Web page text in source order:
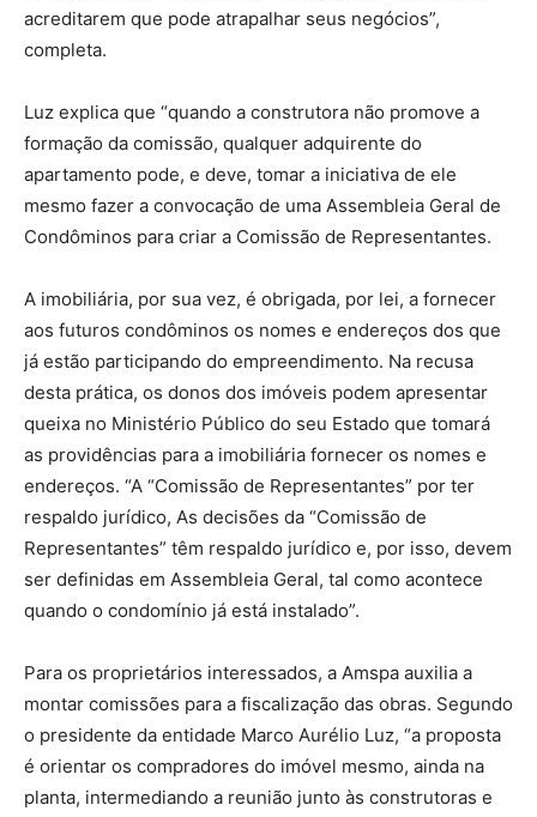
acreditarem que pode atrapalhar seus negócios”,
completa.
Luz explica que “quando a construtora não promove a
formação da comissão, qualquer adquirente do
apartamento pode, e deve, tomar a iniciativa de ele
mesmo fazer a convocação de uma Assembleia Geral de
Condôminos para criar a Comissão de Representantes.
A imobiliária, por sua vez, é obrigada, por lei, a fornecer
aos futuros condôminos os nomes e endereços dos que
já estão participando do empreendimento. Na recusa
desta prática, os donos dos imóveis podem apresentar
queixa no Ministério Público do seu Estado que tomará
as providências para a imobiliária fornecer os nomes e
endereços. “A “Comissão de Representantes” por ter
respaldo jurídico, As decisões da “Comissão de
Representantes” têm respaldo jurídico e, por isso, devem
ser definidas em Assembleia Geral, tal como acontece
quando o condomínio já está instalado”.
Para os proprietários interessados, a Amspa auxilia a
montar comissões para a fiscalização das obras. Segundo
o presidente da entidade Marco Aurélio Luz, “a proposta
é orientar os compradores do imóvel mesmo, ainda na
planta, intermediando a reunião junto às construtoras e